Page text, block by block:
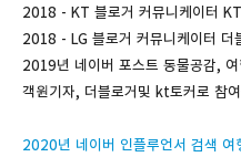
2018 - KT 블로거 커뮤니케이터
2018 - LG 블로거 커뮤니케이터 더
2019년 네이버 포스트 동물공감,
객원기자, 더블로거및 kt토커로 참
2020년 네이버 인플루언서 검색 여